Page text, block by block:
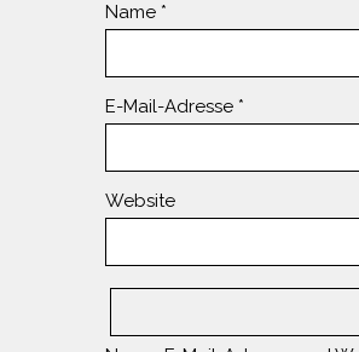
Name *
E-Mail-Adresse *
Website